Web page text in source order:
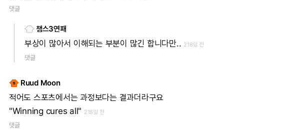
댓글
챔스3연패
부상이 많아서 이해되는 부분이 많긴 합니다만.. 218일 전
댓글
Ruud Moon
적어도 스포츠에서는 과정보다는 결과더라구요
"Winning cures all" 218일 전
댓글